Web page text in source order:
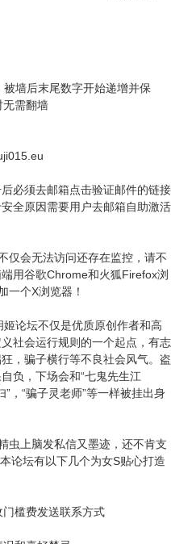
墙后末尾数字开始递增并保
无需翻墙
必须去邮箱点击验证邮件的链接
全原因需要用户去邮箱自助激活
仅会无法访问还存在监控，请不
用谷歌Chrome和火狐Firefox浏
一个X浏览器！
论坛不仅是优质原创作者和高
社会运行规则的一个起点，有志
，骗子横行等不良社会风气。盗
负，下场会和“七鬼先生江
”，“骗子灵老师”等一样被挂出身
虫上脑发私信又墨迹，还不肯支
论坛有以下几个为女S贴心打造
槛费发送联系方式